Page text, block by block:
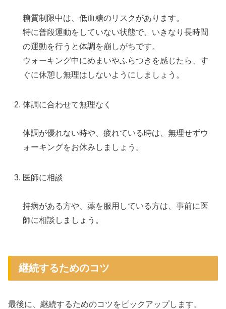
糖質制限中は、低血糖のリスクがあります。
特に普段運動をしていない状態で、いきなり長時間
の運動を行うと体調を崩しがちです。
ウォーキング中にめまいやふらつきを感じたら、す
ぐに休憩し無理はしないようにしましょう。
体調に合わせて無理なく
体調が優れない時や、疲れている時は、無理せずウ
ォーキングをお休みしましょう。
医師に相談
持病がある方や、薬を服用している方は、事前に医
師に相談しましょう。
継続するためのコツ
最後に、継続するためのコツをピックアップします。